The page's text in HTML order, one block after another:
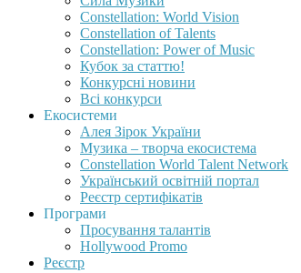
Constellation: World Vision
Constellation of Talents
Constellation: Power of Music
Кубок за статтю!
Конкурсні новини
Всі конкурси
Екосистеми
Алея Зірок України
Музика – творча екосистема
Constellation World Talent Network
Український освітній портал
Реєстр сертифікатів
Програми
Просування талантів
Hollywood Promo
Реєстр